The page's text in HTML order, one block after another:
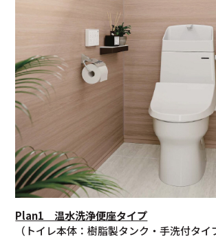
Plan1 温水洗浄便座タイプ
（トイレ本体：樹脂製タンク・手洗付タイ